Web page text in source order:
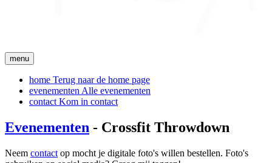
menu
home Terug naar de home page
evenementen Alle evenementen
contact Kom in contact
Evenementen - Crossfit Throwdown
Neem contact op mocht je digitale foto's willen bestellen. Foto's